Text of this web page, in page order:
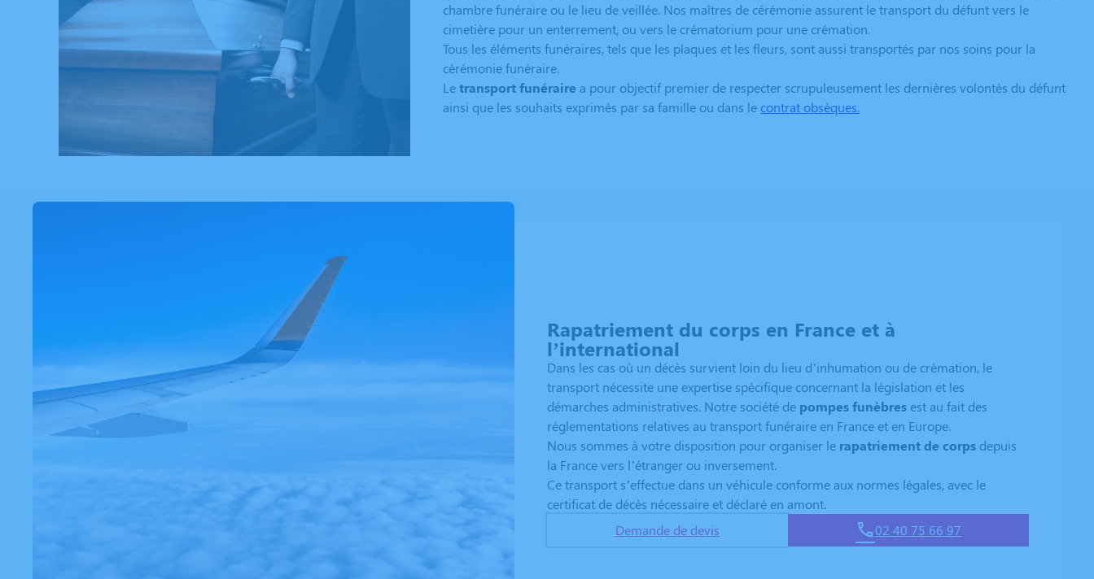
chambre funéraire ou le lieu de veillée. Nos maîtres de cérémonie assurent le transport du défunt vers le
cimetière pour un enterrement, ou vers le crématorium pour une crémation.
Tous les éléments funéraires, tels que les plaques et les fleurs, sont aussi transportés par nos soins pour la
cérémonie funéraire.
Letransport funéraire a pour objectif premier de respecter scrupuleusement les dernières volontés du défunt
ainsi que les souhaits exprimés par sa famille ou dans le contrat obsèques.
Rapatriement du corps en France et à
l’international
Dans les cas où un décès survient loin du lieu d’inhumation ou de crémation, le
transport nécessite une expertise spécifique concernant la législation et les
démarches administratives. Notre société de pompes funèbres est au fait des
réglementations relatives au transport funéraire en France et en Europe.
Nous sommes à votre disposition pour organiser le rapatriement de corps depuis
la France vers l’étranger ou inversement.
Ce transport s’effectue dans un véhicule conforme aux normes légales, avec le
certificat de décès nécessaire et déclaré en amont.
Demande de devis
02 40 75 66 97